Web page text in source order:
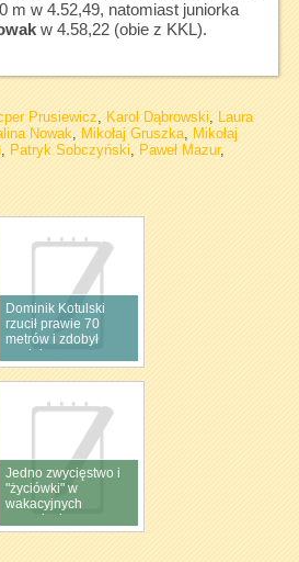
m w 4.52,49, natomiast juniorka
w 4.58,22 (obie z KKL).
Prusiewicz, Karol Dąbrowski, Laura
Nowak, Mikołaj Gruszka, Mikołaj
, Patryk Sobczyński, Paweł Mazur,
Dominik Kotulski
rzucił prawie 70
metrów i zdobył
medal
Jedno zwycięstwo i
"życiówki" w
wakacyjnych
zawodach